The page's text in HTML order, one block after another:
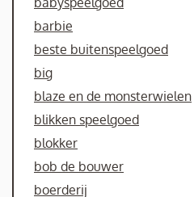
barbie
beste buitenspeelgoed
big
blaze en de monsterwielen
blikken speelgoed
blokker
bob de bouwer
boerderij